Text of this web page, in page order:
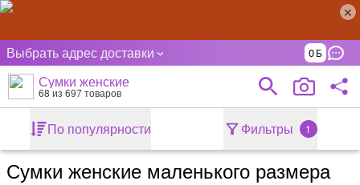
Выбрать адрес доставки 0
Сумки женские
68из 697 товаров
По популярности Фильтры 1
Сумки женские маленького размера